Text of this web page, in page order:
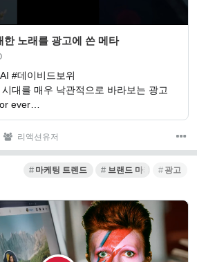
한 노래를 광고에 쓴 메타
#데이비드보위
대를 매우 낙관적으로 바라보는 광고
ever…
리액션유저
마케팅 트렌드 브랜드 마케팅 광고